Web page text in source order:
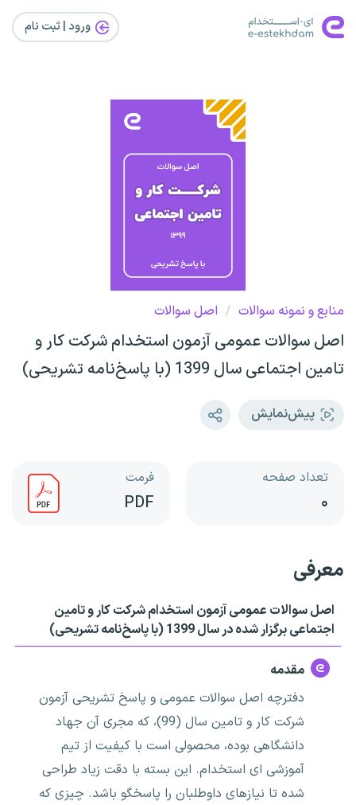
ورود | ثبت‌ نام
منابع و نمونه سوالات / اصل سوالات
اصل سوالات عمومی آزمون استخدام شرکت کار و
تامین اجتماعی سال 1399 (با پاسخ‌نامه تشریحی)
پیش‌نمایش
تعداد صفحه
۰
فرمت
PDF
معرفی
اصل سوالات عمومی آزمون استخدام شرکت کار و تامین
اجتماعی برگزار شده در سال 1399 (با پاسخ‌نامه تشریحی)
مقدمه
دفترچه اصل سوالات عمومی و پاسخ تشریحی آزمون
شرکت کار و تامین سال (99)، که مجری آن جهاد
دانشگاهی بوده، محصولی است با کیفیت از تیم
آموزشی ای استخدام. این بسته با دقت زیاد طراحی
شده تا نیازهای داوطلبان را پاسخگو باشد. چیزی که